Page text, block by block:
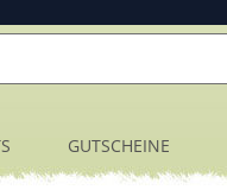
GUTSCHEINE